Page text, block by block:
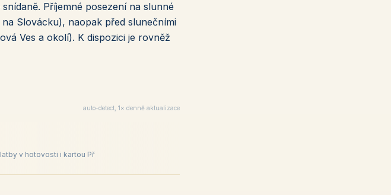
Příjemné posezení na slunné
Slovácku), naopak před slunečními
Ves a okolí). K dispozici je rovněž
auto-detect, 1× denně aktualizace
v hotovosti i kartou Př